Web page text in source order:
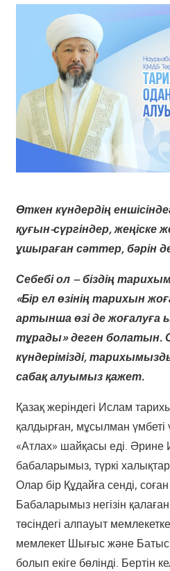
Өткен күндердің
қуғын-сүргіндер, жеңіске
ұшыраған сәттер, бәрін де
Себебі ол – біздің
«Бір ел өзінің тарихын
артынша өзі де жоғалуға
тұрады» деген болатын.
күндерімізді,
сабақ алуымыз қажет.
Қазақ жеріндегі Ислам
қалдырған, мұсылман үмбеті
«Атлах» шайқасы еді. Әрине
бабаларымыз, түркі
Олар бір Құдайға сенді, соған
Бабаларымыз негізін
төсіндегі алпауыт
мемлекет Шығыс және Батыс
болып екіге бөлінді. Бертін